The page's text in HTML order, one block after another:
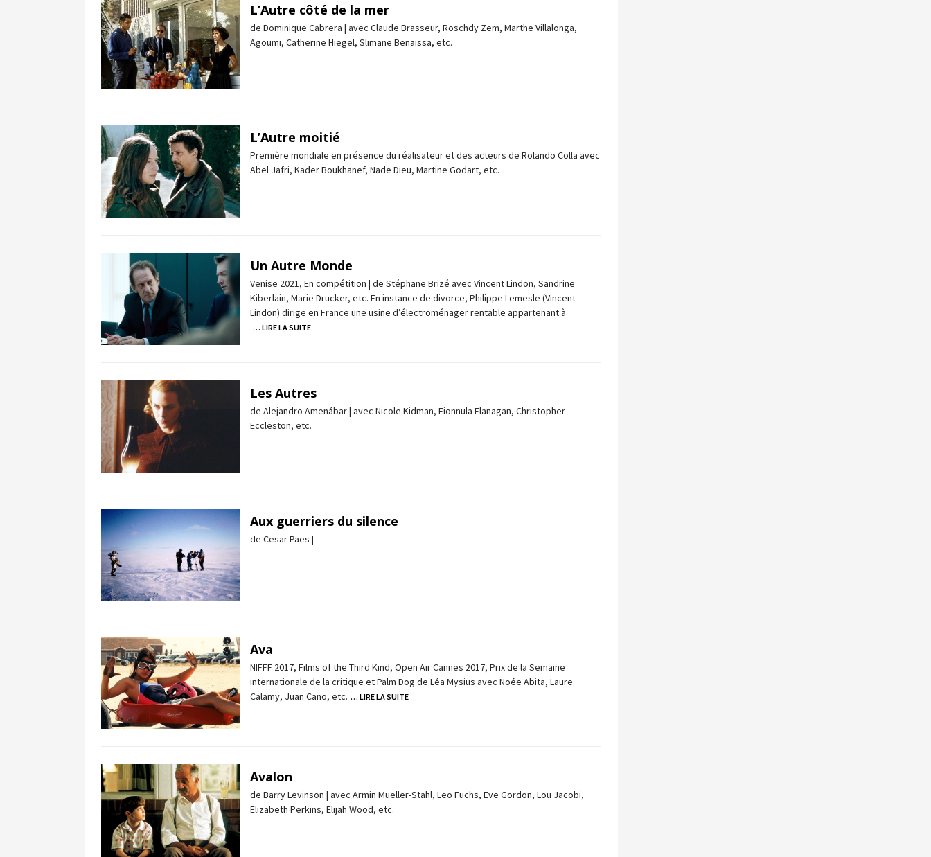
L’Autre côté de la mer
de Dominique Cabrera | avec Claude Brasseur, Roschdy Zem, Marthe Villalonga,
Agoumi, Catherine Hiegel, Slimane Benaïssa, etc.
L’Autre moitié
Première mondiale en présence du réalisateur et des acteurs de Rolando Colla avec
Abel Jafri, Kader Boukhanef, Nade Dieu, Martine Godart, etc.
Un Autre Monde
Venise 2021, En compétition | de Stéphane Brizé avec Vincent Lindon, Sandrine
Kiberlain, Marie Drucker, etc. En instance de divorce, Philippe Lemesle (Vincent
Lindon) dirige en France une usine d’électroménager rentable appartenant à
… LIRE LA SUITE
Les Autres
de Alejandro Amenábar | avec Nicole Kidman, Fionnula Flanagan, Christopher
Eccleston, etc.
Aux guerriers du silence
de Cesar Paes |
Ava
NIFFF 2017, Films of the Third Kind, Open Air Cannes 2017, Prix de la Semaine
internationale de la critique et Palm Dog de Léa Mysius avec Noée Abita, Laure
Calamy, Juan Cano, etc. … LIRE LA SUITE
Avalon
de Barry Levinson | avec Armin Mueller-Stahl, Leo Fuchs, Eve Gordon, Lou Jacobi,
Elizabeth Perkins, Elijah Wood, etc.